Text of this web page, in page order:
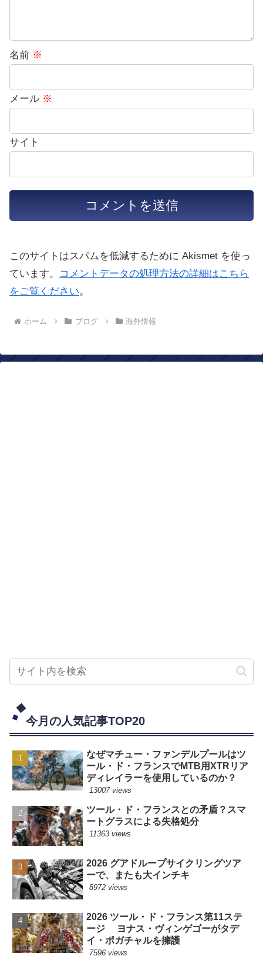
名前 ※
メール ※
サイト
このサイトはスパムを低減するために Akismet を使っ
ています。
コメントデータの処理方法の詳細はこちら
をご覧ください。
ホーム ブログ 海外情報
今月の人気記事TOP20
なぜマチュー・ファンデルプールはツ
ール・ド・フランスでMTB用XTRリア
ディレイラーを使用しているのか？
13007 views
ツール・ド・フランスとの矛盾？スマ
ートグラスによる失格処分
11363 views
2026 グアドループサイクリングツア
ーで、またも大インチキ
8972 views
2026 ツール・ド・フランス第11ステ
ージ ヨナス・ヴィンゲゴーがタデ
イ・ポガチャルを擁護
7596 views